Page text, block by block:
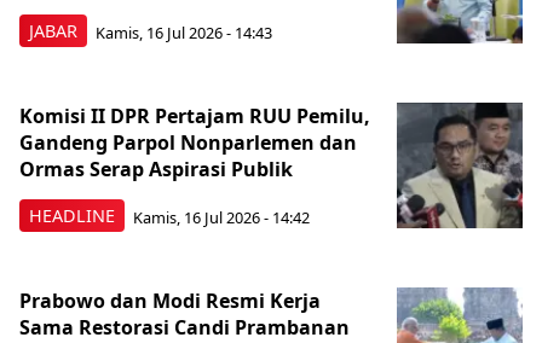
JABAR Kamis, 16 Jul 2026 - 14:43
HEADLINE
Komisi II DPR Pertajam RUU Pemilu,
Gandeng Parpol Nonparlemen dan
Ormas Serap Aspirasi Publik
Kamis, 16 Jul 2026 - 14:42
Prabowo dan Modi Resmi Kerja
Sama Restorasi Candi Prambanan